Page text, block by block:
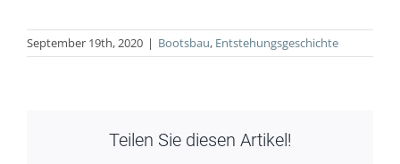
September 19th, 2020 | Bootsbau, Entstehungsgeschichte
Teilen Sie diesen Artikel!